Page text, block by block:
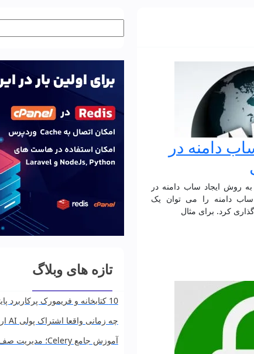
دامنه در
روش ایجاد ساب دامنه در
دامنه را می توان یک
کرد. برای مثال
تازه های وبلاگ
10 کتابخانه و فریمورک پرکاربرد پایتون
چه زمانی واقعا اشتراک پولی AI ارزش خرید دارد؟
آموزش جامع Celery؛ مدیریت صف وظایف در پایتون